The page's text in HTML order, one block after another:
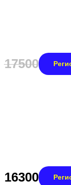
17500
16300